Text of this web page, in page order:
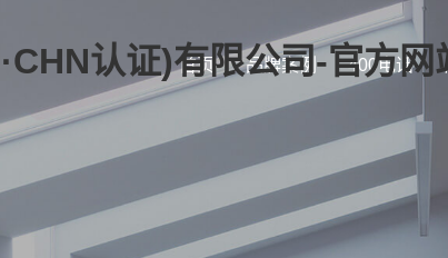
认证)有限公司-官方网
首页 品牌案例 400电话